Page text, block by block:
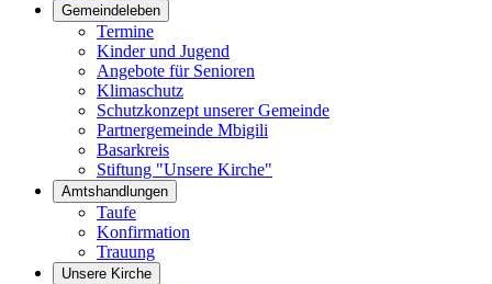
Gemeindeleben
Termine
Kinder und Jugend
Angebote für Senioren
Klimaschutz
Schutzkonzept unserer Gemeinde
Partnergemeinde Mbigili
Basarkreis
Stiftung "Unsere Kirche"
Amtshandlungen
Taufe
Konfirmation
Trauung
Unsere Kirche